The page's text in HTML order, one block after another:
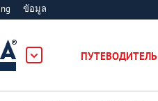
ข้อมูล
ПУТЕВОДИТЕЛЬ